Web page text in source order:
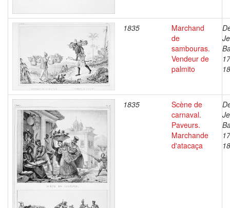
1835
Marchand
de
sambouras.
Vendeur de
palmito
1835
Scène de
carnaval.
Paveurs.
Marchande
d'atacaça